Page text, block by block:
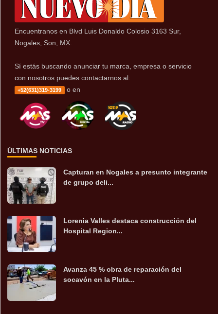
Encuentranos en Blvd Luis Donaldo Colosio 3163 Sur,
Nogales, Son, MX.
Sí estás buscando anunciar tu marca, empresa o servicio
con nosotros puedes contactarnos al:
+52(631)319-3199 o en
ÚLTIMAS NOTICIAS
Capturan en Nogales a presunto integrante
de grupo deli...
Lorenia Valles destaca construcción del
Hospital Region...
Avanza 45 % obra de reparación del
socavón en la Pluta...